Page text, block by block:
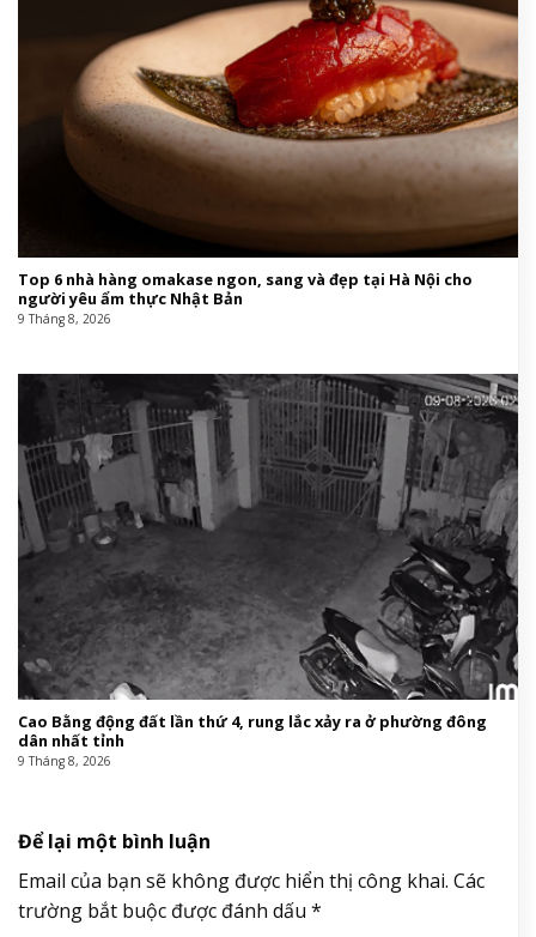
Top 6 nhà hàng omakase ngon, sang và đẹp tại Hà Nội cho
người yêu ẩm thực Nhật Bản
9 Tháng 8, 2026
Cao Bằng động đất lần thứ 4, rung lắc xảy ra ở phường đông
dân nhất tỉnh
9 Tháng 8, 2026
Để lại một bình luận
Email của bạn sẽ không được hiển thị công khai. Các
trường bắt buộc được đánh dấu *